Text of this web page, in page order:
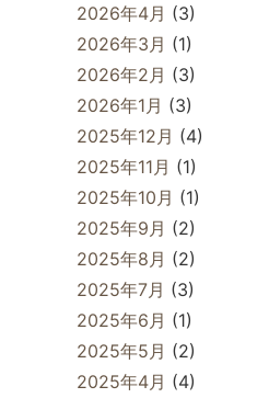
2026年4月 (3)
2026年3月 (1)
2026年2月 (3)
2026年1月 (3)
2025年12月 (4)
2025年11月 (1)
2025年10月 (1)
2025年9月 (2)
2025年8月 (2)
2025年7月 (3)
2025年6月 (1)
2025年5月 (2)
2025年4月 (4)